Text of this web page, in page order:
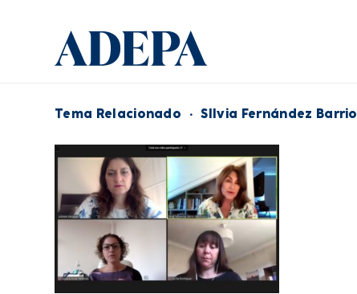
Tema Relacionado · SIlvia Fernández Barrio